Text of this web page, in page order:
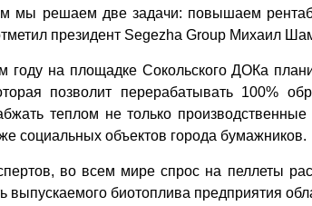
мы решаем две задачи: повышаем
президент Segezha Group Михаил
на площадке Сокольского ДОКа
позволит перерабатывать 100%
теплом не только
социальных объектов города бумажников.
во всем мире спрос на пеллеты
выпускаемого биотоплива предприятия